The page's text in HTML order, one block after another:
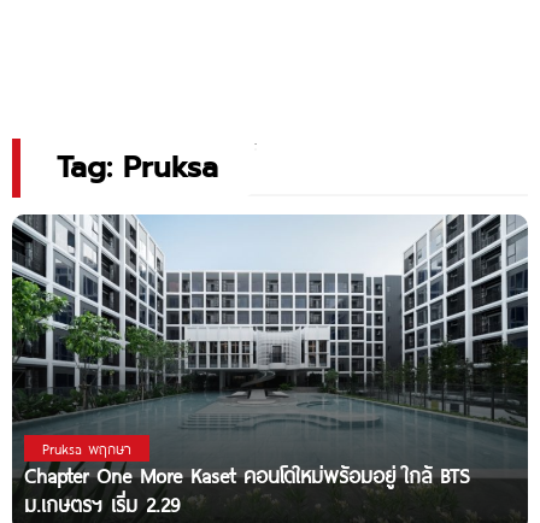
Tag: Pruksa
Pruksa พฤกษา
Chapter One More Kaset คอนโดใหม่พร้อมอยู่ ใกล้ BTS
ม.เกษตรฯ เริ่ม 2.29